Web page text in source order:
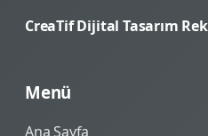
CreaTif Dijital Tasarım
Menü
Ana Sayfa